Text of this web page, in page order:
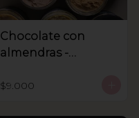
Chocolate con
almendras -
$9.000